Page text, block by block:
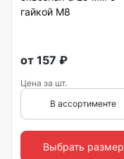
гайкой М8
от 157 ₽
Цена за шт.
В ассортименте
Выбрать размер